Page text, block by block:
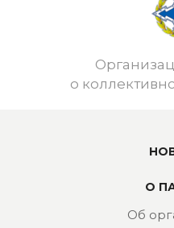
о
О
Об